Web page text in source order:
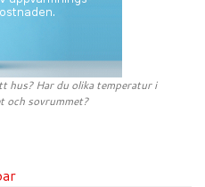
hus? Har du olika temperatur i
och sovrummet?